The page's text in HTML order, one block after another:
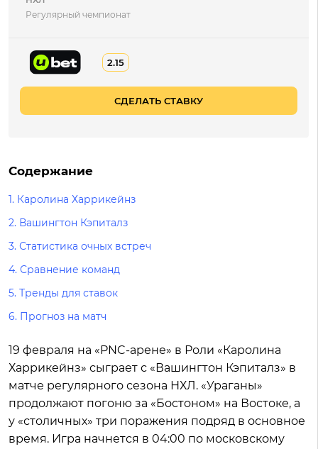
Регулярный чемпионат
2.15
СДЕЛАТЬ СТАВКУ
Содержание
1. Каролина Харрикейнз
2. Вашингтон Кэпиталз
3. Статистика очных встреч
4. Сравнение команд
5. Тренды для ставок
6. Прогноз на матч
19 февраля на «PNC-арене» в Роли «Каролина
Харрикейнз» сыграет с «Вашингтон Кэпиталз» в
матче регулярного сезона НХЛ. «Ураганы»
продолжают погоню за «Бостоном» на Востоке, а
у «столичных» три поражения подряд в основное
время. Игра начнется в 04:00 по московскому